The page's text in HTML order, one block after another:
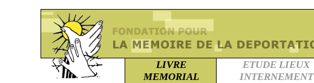
LIVRE
MEMORIAL
ETUDE LIEUX
INTERNEMENT